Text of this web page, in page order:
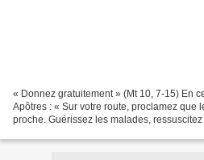
« Donnez gratuitement » (Mt 10, 7-15) En
Apôtres : « Sur votre route, proclamez que
proche. Guérissez les malades,